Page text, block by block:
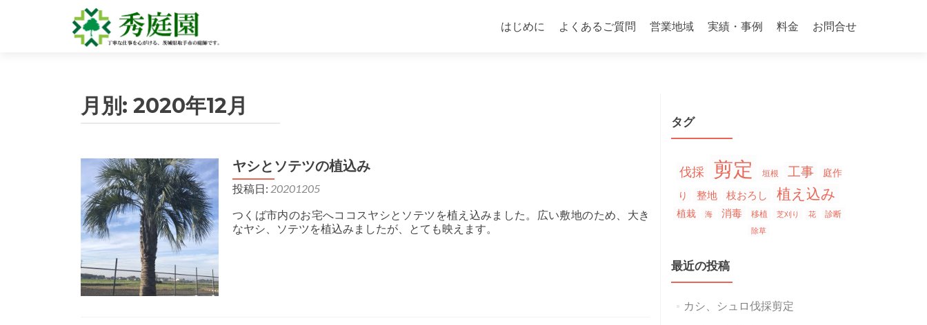
はじめに
よくあるご質問 営業地域 実績・事例 料金 お問合せ
月別: 2020年12月
ヤシとソテツの植込み
投稿日: 20201205
つくば市内のお宅へココスヤシとソテツを植え込みました。広い敷地のため、大き
なヤシ、ソテツを植込みましたが、とても映えます。
タグ
伐採 剪定 垣根 工事 庭作
り 整地 枝おろし 植え込み
植栽 海 消毒 移植 芝刈り 花 診断
除草
最近の投稿
カシ、シュロ伐採剪定